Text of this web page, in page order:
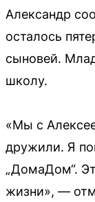
Александр
осталось
сыновей.
школу.
«Мы с
дружили. Я
„ДомаДом“.
жизни», —